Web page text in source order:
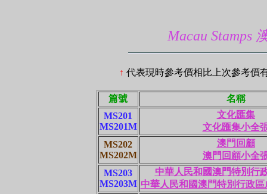
Macau Stamps
↑ 代表現時參考價相比上次參考
篇號
名稱
MS201
MS201M
文化匯集
文化匯集小全
MS202
MS202M
澳門回顧
澳門回顧小全
MS203
MS203M
中華人民和國澳門特別行
中華人民和國澳門特別行政